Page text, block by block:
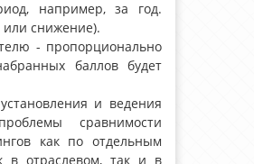
например, за год.
снижение).
- пропорционально
баллов будет
и ведения
сравнимости
как по отдельным
в отраслевом, так и в